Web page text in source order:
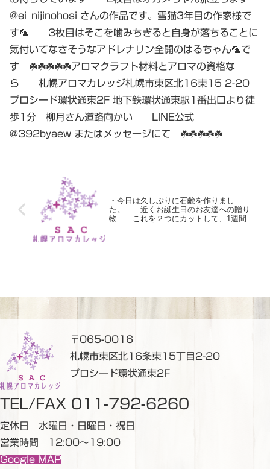
・今日は久しぶりに石鹸を作りまし
た。 近くお誕生日のお友達への贈り
物 これを２つにカットして、1週間ほ
楽しさ。家族のために、自身のために、
プレゼントに ちなみにこちらの石鹸、
20分でできます️お試しあれ〜 【お
休業（冬休み）に入ります。2月14日(月)
より通常営業いたします。 ☘️☘️☘️☘️☘️
アロマクラフト材料とアロマの資格な
ら 札幌アロマカレッジ札幌市東区北
16東15 2-20 プロシード環状通東2F 地下
@392byaew またはメッセージにて ☘️
☘️☘️☘️☘️
〒065-0016
札幌市東区北16条東15丁目2-20
プロシード環状通東2F
TEL/FAX 011-792-6260
定休日 水曜日・日曜日・祝日
営業時間 12:00～19:00
Google MAP